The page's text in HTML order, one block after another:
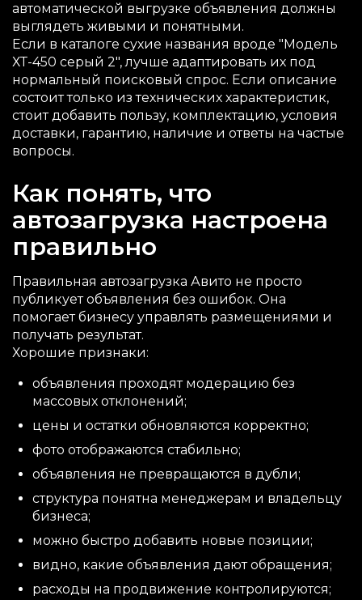
автоматической выгрузке объявления должны
выглядеть живыми и понятными.
Если в каталоге сухие названия вроде "Модель
ХТ-450 серый 2", лучше адаптировать их под
нормальный поисковый спрос. Если описание
состоит только из технических характеристик,
стоит добавить пользу, комплектацию, условия
доставки, гарантию, наличие и ответы на частые
вопросы.
Как понять, что
автозагрузка настроена
правильно
Правильная автозагрузка Авито не просто
публикует объявления без ошибок. Она
помогает бизнесу управлять размещениями и
получать результат.
Хорошие признаки:
объявления проходят модерацию без
массовых отклонений;
цены и остатки обновляются корректно;
фото отображаются стабильно;
объявления не превращаются в дубли;
структура понятна менеджерам и владельцу
бизнеса;
можно быстро добавить новые позиции;
видно, какие объявления дают обращения;
расходы на продвижение контролируются;